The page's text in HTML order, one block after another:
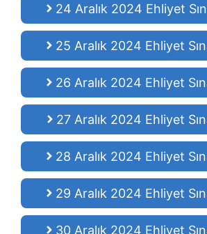
24 Aralık 2024 Ehliyet
25 Aralık 2024 Ehliyet
26 Aralık 2024 Ehliyet
27 Aralık 2024 Ehliyet
28 Aralık 2024 Ehliyet
29 Aralık 2024 Ehliyet
30 Aralık 2024 Ehliyet